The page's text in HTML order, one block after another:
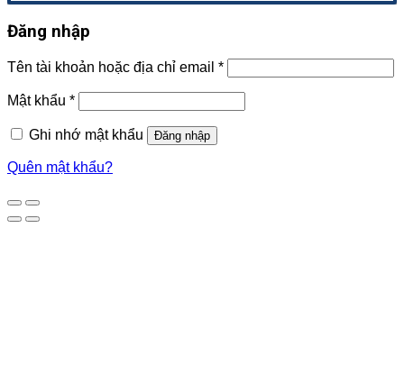
Đăng nhập
Tên tài khoản hoặc địa chỉ email *
Mật khẩu *
Ghi nhớ mật khẩu Đăng nhập
Quên mật khẩu?